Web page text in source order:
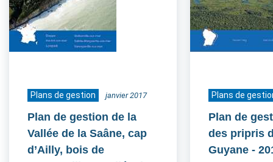
Plans de gestion janvier 2017
Plan de gestion de la
Vallée de la Saâne, cap
d’Ailly, bois de
Plans de
Plan de
des pripris
Guyane -